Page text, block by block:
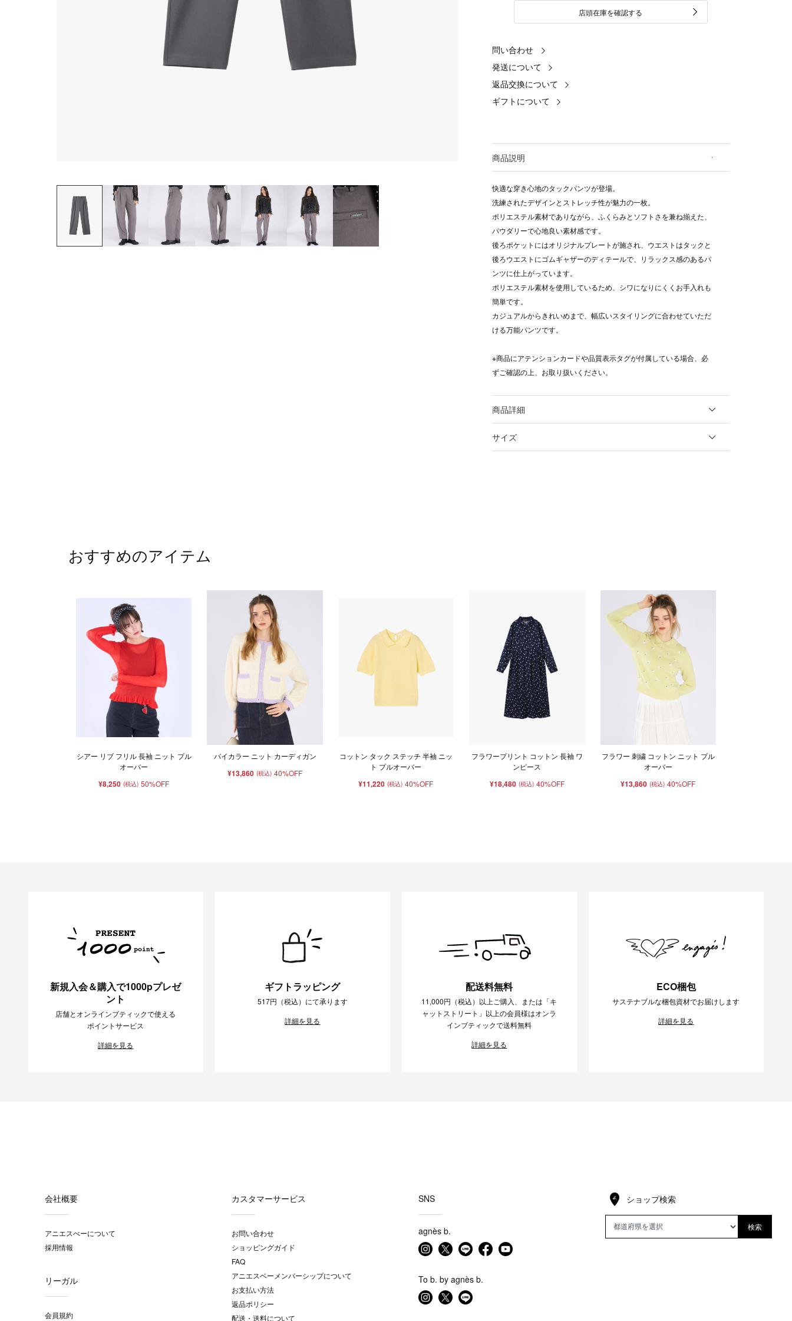
店頭在庫を確認する
問い合わせ
発送について
返品交換について
ギフトについて
商品説明
快適な穿き心地のタックパンツが登場。
洗練されたデザインとストレッチ性が魅力の一枚。
ポリエステル素材でありながら、ふくらみとソフトさを兼ね揃えた、
パウダリーで心地良い素材感です。
後ろポケットにはオリジナルプレートが施され、ウエストはタックと
後ろウエストにゴムギャザーのディテールで、リラックス感のあるパ
ンツに仕上がっています。
ポリエステル素材を使用しているため、シワになりにくくお手入れも
簡単です。
カジュアルからきれいめまで、幅広いスタイリングに合わせていただ
ける万能パンツです。
※商品にアテンションカードや品質表示タグが付属している場合、必
ずご確認の上、お取り扱いください。
商品詳細
サイズ
おすすめのアイテム
シアー リブ フリル 長袖 ニット プル
オーバー
¥8,250 (税込) 50%OFF
バイカラー ニット カーディガン
¥13,860 (税込) 40%OFF
コットン タック ステッチ 半袖 ニッ
ト プルオーバー
¥11,220 (税込) 40%OFF
フラワープリント コットン 長袖 ワ
ンピース
¥18,480 (税込) 40%OFF
フラワー 刺繍 コットン ニット プル
オーバー
¥13,860 (税込) 40%OFF
新規入会＆購入で1000pプレゼ
ント
店舗とオンラインブティックで使える
ポイントサービス
詳細を見る
ギフトラッピング
517円（税込）にて承ります
詳細を見る
配送料無料
11,000円（税込）以上ご購入、または「キ
ャットストリート」以上の会員様はオンラ
インブティックで送料無料
詳細を見る
ECO梱包
サステナブルな梱包資材でお届けします
詳細を見る
会社概要
アニエスべーについて
採用情報
リーガル
会員規約
カスタマーサービス
お問い合わせ
ショッピングガイド
FAQ
アニエスベーメンバーシップについて
お支払い方法
返品ポリシー
配送・送料について
SNS
agnès b.
To b. by agnès b.
ショップ検索
検索